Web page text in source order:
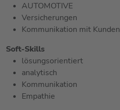
AUTOMOTIVE
Versicherungen
Kommunikation mit Kunden
Soft-Skills
lösungsorientiert
analytisch
Kommunikation
Empathie